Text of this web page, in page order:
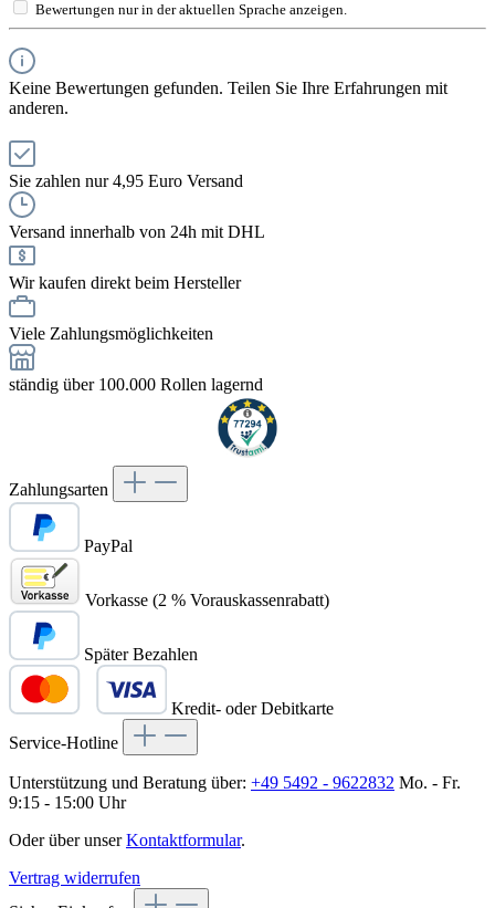
Bewertungen nur in der aktuellen Sprache anzeigen.
Keine Bewertungen gefunden. Teilen Sie Ihre Erfahrungen mit
anderen.
Sie zahlen nur 4,95 Euro Versand
Versand innerhalb von 24h mit DHL
Wir kaufen direkt beim Hersteller
Viele Zahlungsmöglichkeiten
ständig über 100.000 Rollen lagernd
Zahlungsarten
PayPal
Vorkasse (2 % Vorauskassenrabatt)
Später Bezahlen
Kredit- oder Debitkarte
Service-Hotline
Unterstützung und Beratung über: +49 5492 - 9622832 Mo. - Fr.
9:15 - 15:00 Uhr
Oder über unserKontaktformular.
Vertrag widerrufen